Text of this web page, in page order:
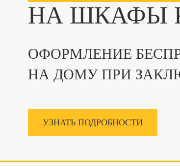
НА ШКАФЫ
ОФОРМЛЕНИЕ
НА ДОМУ ПРИ
УЗНАТЬ ПОДРОБНОСТИ